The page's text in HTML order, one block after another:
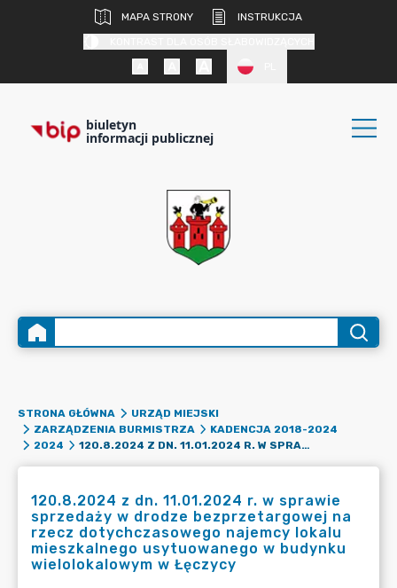
MAPA STRONY
INSTRUKCJA
biuletyn
informacji publicznej
STRONA GŁÓWNA
URZĄD MIEJSKI
ZARZĄDZENIA BURMISTRZA
KADENCJA 2018-2024
2024
120.8.2024 Z DN. 11.01.2024 R. W SPRAWIE SPRZEDAŻY W DRODZE BEZPRZETARGOWEJ NA RZECZ DOTYCHCZASOWEGO NAJEMCY LOKALU MIESZKALNEGO USYTUOWANEGO W BUDYNKU WIELOLOKALOWYM W ŁĘCZYCY
120.8.2024 z dn. 11.01.2024 r. w sprawie
sprzedaży w drodze bezprzetargowej na
rzecz dotychczasowego najemcy lokalu
mieszkalnego usytuowanego w budynku
wielolokalowym w Łęczycy